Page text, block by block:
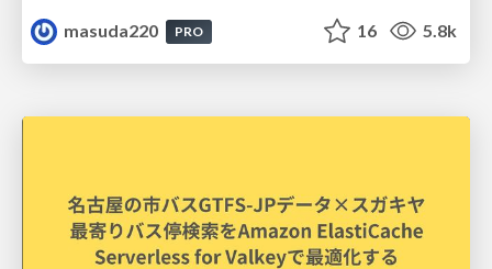
masuda220
PRO 16 5.8k